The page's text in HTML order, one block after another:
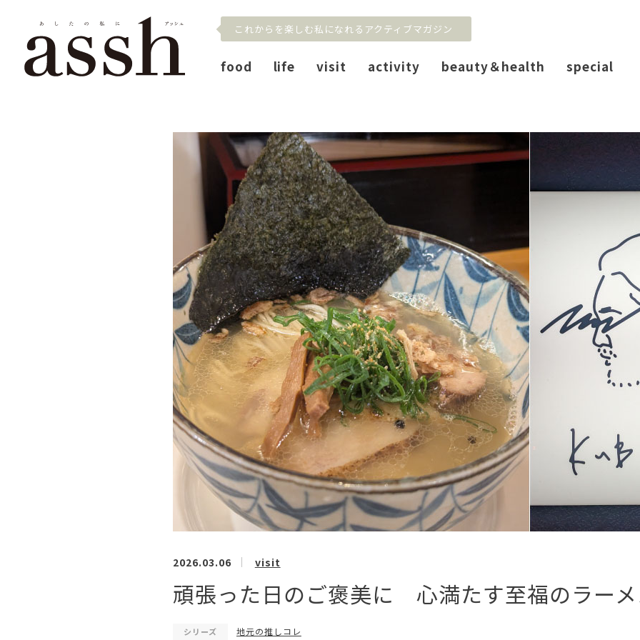
これからを楽しむ私になれるアクティブマガジン
food life visit activity beauty＆health special
2026.03.06 visit
頑張った日のご褒美に 心満たす至福のラー
シリーズ 地元の推しコレ